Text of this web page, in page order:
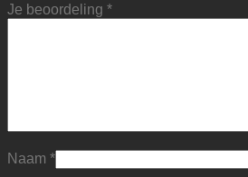
Je beoordeling *
Naam *